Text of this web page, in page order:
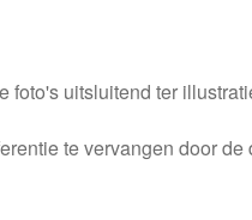
foto's uitsluitend ter
te vervangen door